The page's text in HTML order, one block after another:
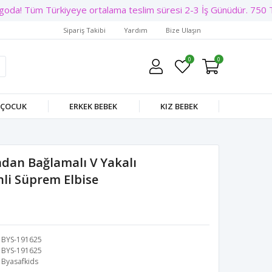
Tüm Türkiyeye ortalama teslim süresi 2-3 İş Günüdür. 750 TL
Sipariş Takibi Yardım Bize Ulaşın
0 0
ERKEK BEBEK KIZ BEBEK
Bağlamalı V Yakalı
Süprem Elbise
BYS-191625
BYS-191625
Byasafkids